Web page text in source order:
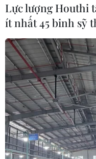
Lực lượng Houthi
ít nhất 45 binh sỹ